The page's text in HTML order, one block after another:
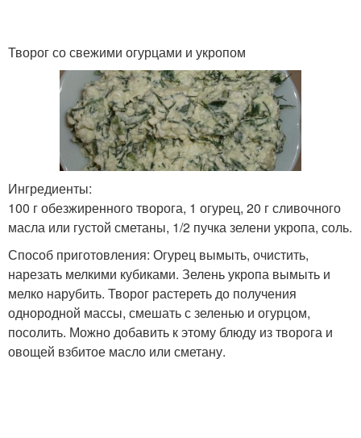
Творог со свежими огурцами и укропом
Ингредиенты:
100 г обезжиренного творога, 1 огурец, 20 г сливочного
масла или густой сметаны, 1/2 пучка зелени укропа, соль.
Способ приготовления: Огурец вымыть, очистить,
нарезать мелкими кубиками. Зелень укропа вымыть и
мелко нарубить. Творог растереть до получения
однородной массы, смешать с зеленью и огурцом,
посолить. Можно добавить к этому блюду из творога и
овощей взбитое масло или сметану.